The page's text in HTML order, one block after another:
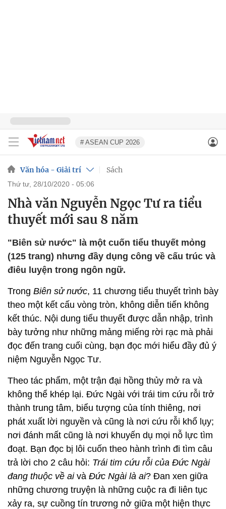
# ASEAN CUP 2026
Văn hóa - Giải trí Sách
thứ tư, 28/10/2020 - 05:06
Nhà văn Nguyễn Ngọc Tư ra tiểu
thuyết mới sau 8 năm
"Biên sử nước" là một cuốn tiểu thuyết mỏng
(125 trang) nhưng đầy dụng công về cấu trúc và
điêu luyện trong ngôn ngữ.
Trong Biên sử nước, 11 chương tiểu thuyết trình bày
theo một kết cấu vòng tròn, không diễn tiến không
kết thúc. Nội dung tiểu thuyết được dẫn nhập, trình
bày tưởng như những mảng miếng rời rạc mà phải
đọc đến trang cuối cùng, bạn đọc mới hiểu đầy đủ ý
niệm Nguyễn Ngọc Tư.
Theo tác phẩm, một trận đại hồng thủy mở ra và
không thể khép lại. Đức Ngài với trái tim cứu rỗi trở
thành trung tâm, biểu tượng của tính thiêng, nơi
phát xuất lời nguyền và cũng là nơi cứu rỗi khổ lụy;
nơi đánh mất cũng là nơi khuyến dụ mọi nỗ lực tìm
đoạt. Bạn đọc bị lôi cuốn theo hành trình đi tìm câu
trả lời cho 2 câu hỏi: Trái tim cứu rỗi của Đức Ngài
đang thuộc về aivà Đức Ngài là ai? Đan xen giữa
những chương truyện là những cuộc ra đi liên tục
xảy ra, sự cuồng tín trương nở giữa một hiện thực